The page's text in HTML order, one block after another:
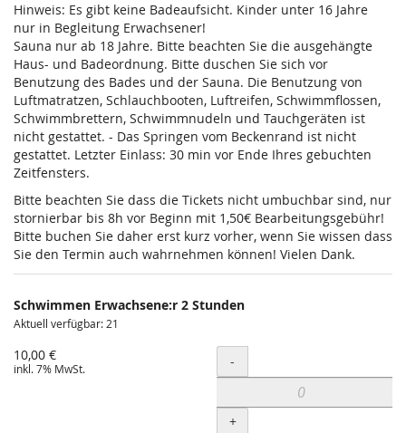
Hinweis: Es gibt keine Badeaufsicht. Kinder unter 16 Jahre
nur in Begleitung Erwachsener!
Sauna nur ab 18 Jahre. Bitte beachten Sie die ausgehängte
Haus- und Badeordnung. Bitte duschen Sie sich vor
Benutzung des Bades und der Sauna. Die Benutzung von
Luftmatratzen, Schlauchbooten, Luftreifen, Schwimmflossen,
Schwimmbrettern, Schwimmnudeln und Tauchgeräten ist
nicht gestattet. - Das Springen vom Beckenrand ist nicht
gestattet. Letzter Einlass: 30 min vor Ende Ihres gebuchten
Zeitfensters.
Bitte beachten Sie dass die Tickets nicht umbuchbar sind, nur
stornierbar bis 8h vor Beginn mit 1,50€ Bearbeitungsgebühr!
Bitte buchen Sie daher erst kurz vorher, wenn Sie wissen dass
Sie den Termin auch wahrnehmen können! Vielen Dank.
Schwimmen Erwachsene:r 2 Stunden
Aktuell verfügbar: 21
10,00 €
inkl. 7% MwSt. Menge
-
+